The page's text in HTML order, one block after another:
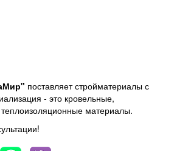
поставляет стройматериалы с
- это кровельные,
материалы.